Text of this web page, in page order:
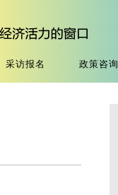
采访报名 政策咨询